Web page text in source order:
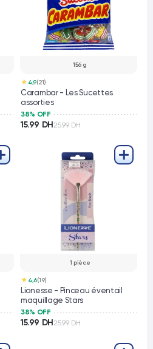
156 g
★ 4,9(21)
Carambar - Les Sucettes
assorties
38% OFF
15.99 DH 25.99 DH
1 pièce
★ 4,6(19)
Lionesse - Pinceau éventail
maquillage Stars
38% OFF
15.99 DH 25.99 DH